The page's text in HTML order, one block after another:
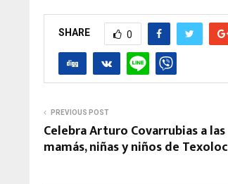
SHARE 0
PREVIOUS POST
Celebra Arturo Covarrubias a las
mamás, niñas y niños de Texoloc